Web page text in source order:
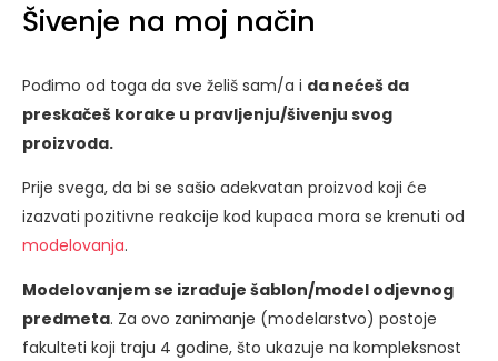
Šivenje na moj način
Pođimo od toga da sve želiš sam/a i da nećeš da
preskačeš korake u pravljenju/šivenju svog
proizvoda.
Prije svega, da bi se sašio adekvatan proizvod koji će
izazvati pozitivne reakcije kod kupaca mora se krenuti od
modelovanja.
Modelovanjem se izrađuje šablon/model odjevnog
predmeta. Za ovo zanimanje (modelarstvo) postoje
fakulteti koji traju 4 godine, što ukazuje na kompleksnost